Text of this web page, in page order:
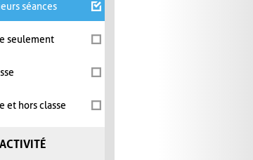
séances
seulement
et hors classe